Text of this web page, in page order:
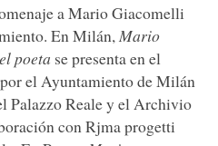
a Mario Giacomelli
En Milán, Mario
poeta se presenta en el
el Ayuntamiento de Milán
Palazzo Reale y el Archivio
con Rjma progetti